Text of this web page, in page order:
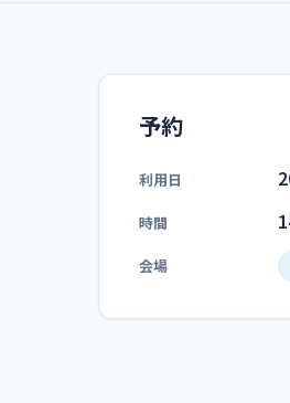
予約
利用日
時間
会場